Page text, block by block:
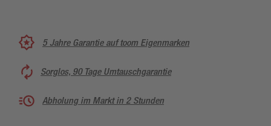
5 Jahre Garantie auf toom Eigenmarken
Sorglos, 90 Tage Umtauschgarantie
Abholung im Markt in 2 Stunden